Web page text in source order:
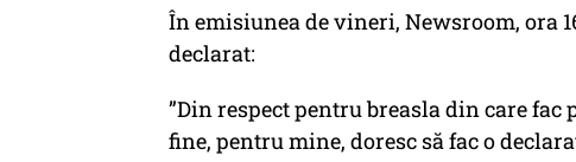
În emisiunea de vineri, Newsroom, ora
declarat:
”Din respect pentru breasla din care
fine, pentru mine, doresc să fac o